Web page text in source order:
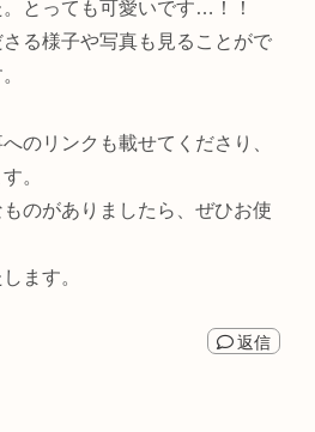
とっても可愛いです…！！
る様子や写真も見ることがで
のリンクも載せてくださり、
。
のがありましたら、ぜひお使
ます。
返信